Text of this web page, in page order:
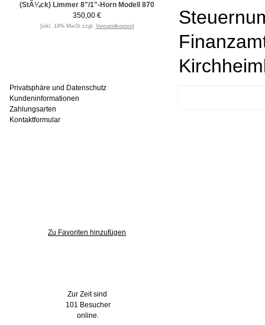
(StÃ¼ck) Limmer 8"/1"-Horn Modell 870
350,00 €
[inkl. 19% MwSt zzgl. Versandkosten]
Privatsphäre und Datenschutz
Kundeninformationen
Zahlungsarten
Kontaktformular
Zu Favoriten hinzufügen
Zur Zeit sind
101 Besucher
online.